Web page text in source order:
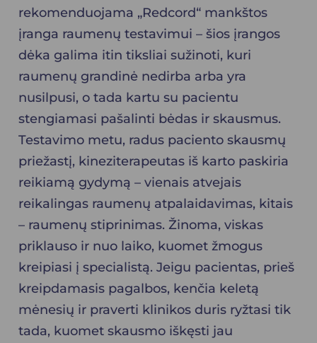
rekomenduojama „Redcord“ mankštos
įranga raumenų testavimui – šios įrangos
dėka galima itin tiksliai sužinoti, kuri
raumenų grandinė nedirba arba yra
nusilpusi, o tada kartu su pacientu
stengiamasi pašalinti bėdas ir skausmus.
Testavimo metu, radus paciento skausmų
priežastį, kineziterapeutas iš karto paskiria
reikiamą gydymą – vienais atvejais
reikalingas raumenų atpalaidavimas, kitais
– raumenų stiprinimas. Žinoma, viskas
priklauso ir nuo laiko, kuomet žmogus
kreipiasi į specialistą. Jeigu pacientas, prieš
kreipdamasis pagalbos, kenčia keletą
mėnesių ir praverti klinikos duris ryžtasi tik
tada, kuomet skausmo iškęsti jau